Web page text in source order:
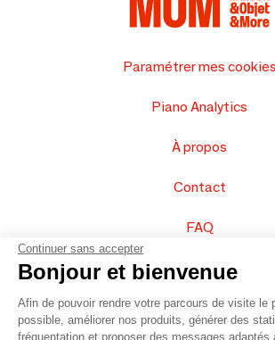
Paramétrer mes cookies
Piano Analytics
À propos
Contact
FAQ
Vendez vos produits
Plan du site
Continuer sans accepter
Bonjour et bienvenue
Afin de pouvoir rendre votre parcours de visite le
possible, améliorer nos produits, générer des
fréquentation et proposer des messages adaptés